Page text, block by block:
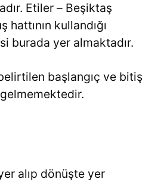
Etiler – Beşiktaş
kullandığı
burada yer almaktadır.
başlangıç ve bitiş
alıp dönüşte yer